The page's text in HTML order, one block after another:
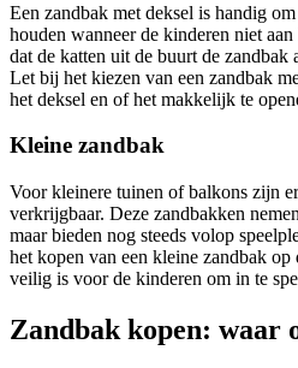
Een zandbak met deksel is handig
houden wanneer de kinderen niet
dat de katten uit de buurt de zandbak
Let bij het kiezen van een zandbak
het deksel en of het makkelijk te
Kleine zandbak
Voor kleinere tuinen of balkons zijn
verkrijgbaar. Deze zandbakken
maar bieden nog steeds volop
het kopen van een kleine zandbak op
veilig is voor de kinderen om in te
Zandbak kopen: waar